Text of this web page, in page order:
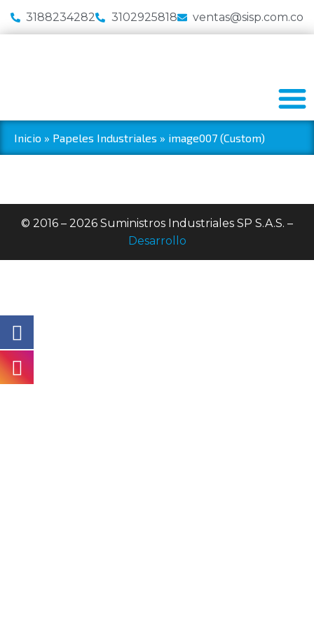
3188234282 3102925818 ventas@sisp.com.co
Inicio » Papeles Industriales » image007 (Custom)
© 2016 – 2026 Suministros Industriales SP S.A.S. –
Desarrollo